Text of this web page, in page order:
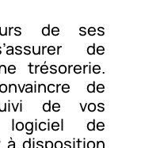
de ses
de
trésorerie.
de
de vos
logiciel de
à disposition